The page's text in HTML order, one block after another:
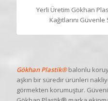
Yerli Üretim Gökhan
Kağıtlarını
Gökhan Plastik® balonlu
aşkın bir süredir ürünleri
görmekten korumuştur.